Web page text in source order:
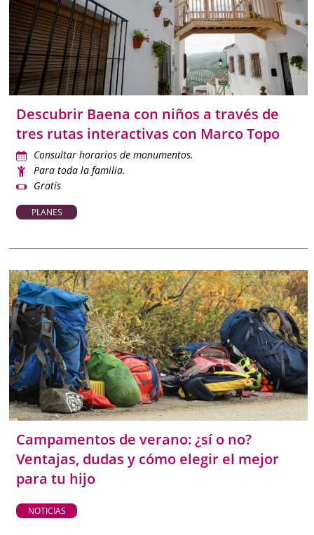
Con esta guía deplanes con niños en Córdoba, podrás
organizar tu tiempo libre con propuestas pensadas para
todos los gustos. Desde explorar el pasado andalusí hasta
disfrutar de un picnic en la naturaleza, Córdoba es un
variedad.
Descubrir Baena con niños a través de
tres rutas interactivas con Marco Topo
Consultar horarios de monumentos.
Para toda la familia.
Gratis
PLANES
Campamentos de verano: ¿sí o no?
Ventajas, dudas y cómo elegir el mejor
para tu hijo
NOTICIAS